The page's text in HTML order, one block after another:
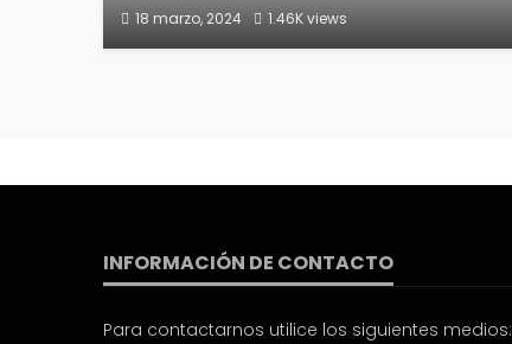
18 marzo, 2024 1.46K views
INFORMACIÓN DE CONTACTO
Para contactarnos utilice los siguientes medios: